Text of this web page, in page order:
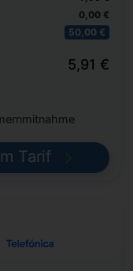
0,00 €
50,00 €
5,91 €
Tarif